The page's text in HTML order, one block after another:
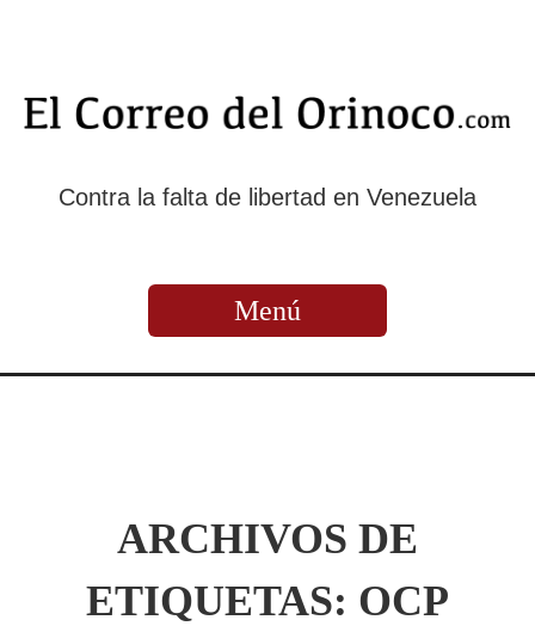
Contra la falta de libertad en Venezuela
Menú
ARCHIVOS DE
ETIQUETAS: OCP